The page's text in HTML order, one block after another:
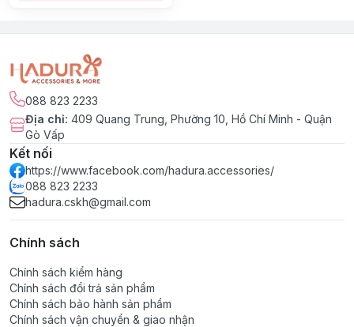
088 823 2233
Địa chỉ: 409 Quang Trung, Phường 10, Hồ Chí Minh - Quận
Gò Vấp
Kết nối
https://www.facebook.com/hadura.accessories/
088 823 2233
hadura.cskh@gmail.com
Chính sách
Chính sách kiểm hàng
Chính sách đổi trả sản phẩm
Chính sách bảo hành sản phẩm
Chính sách vận chuyển & giao nhận